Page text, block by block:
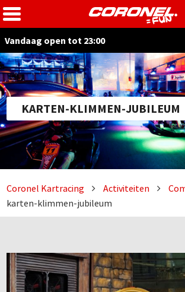
Vandaag open tot 23:00
KARTEN-KLIMMEN-JUBILEUM
Coronel Kartracing Activiteiten
karten-klimmen-jubileum